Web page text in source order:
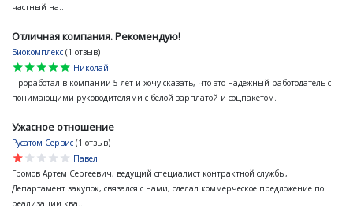
частный на...
Отличная компания. Рекомендую!
Биокомплекс (1 отзыв)
star
star
star
star
star
Николай
Проработал в компании 5 лет и хочу сказать, что это надёжный работодатель с
понимающими руководителями с белой зарплатой и соцпакетом.
Ужасное отношение
Русатом Сервис (1 отзыв)
star
star
star
star
star
Павел
Громов Артем Сергеевич, ведущий специалист контрактной службы,
Департамент закупок, связался с нами, сделал коммерческое предложение по
реализации ква...